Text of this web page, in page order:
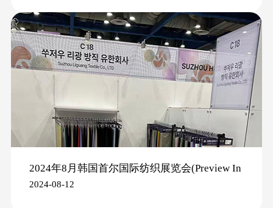
2024年8月韩国首尔国际纺织展览会(Preview In
SEOUL 2024)
2024-08-12